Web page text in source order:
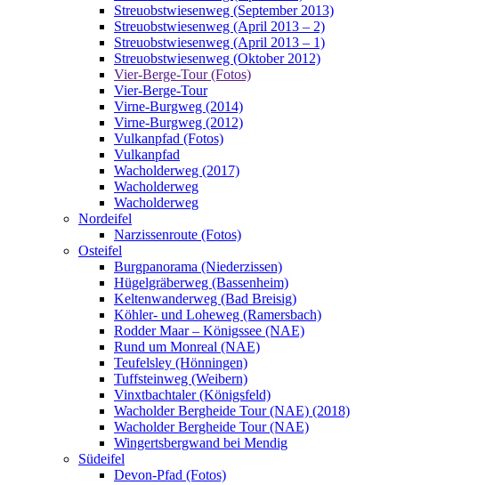
Streuobstwiesenweg (September 2013)
Streuobstwiesenweg (April 2013 – 2)
Streuobstwiesenweg (April 2013 – 1)
Streuobstwiesenweg (Oktober 2012)
Vier-Berge-Tour (Fotos)
Vier-Berge-Tour
Virne-Burgweg (2014)
Virne-Burgweg (2012)
Vulkanpfad (Fotos)
Vulkanpfad
Wacholderweg (2017)
Wacholderweg
Wacholderweg
Nordeifel
Narzissenroute (Fotos)
Osteifel
Burgpanorama (Niederzissen)
Hügelgräberweg (Bassenheim)
Keltenwanderweg (Bad Breisig)
Köhler- und Loheweg (Ramersbach)
Rodder Maar – Königssee (NAE)
Rund um Monreal (NAE)
Teufelsley (Hönningen)
Tuffsteinweg (Weibern)
Vinxtbachtaler (Königsfeld)
Wacholder Bergheide Tour (NAE) (2018)
Wacholder Bergheide Tour (NAE)
Wingertsbergwand bei Mendig
Südeifel
Devon-Pfad (Fotos)